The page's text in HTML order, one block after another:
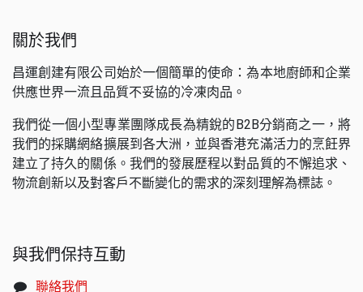
關於我們
昌運創建有限公司始於一個簡單的使命：為本地廚師和企業
供應世界一流且品質不妥協的冷凍肉品。
我們從一個小型專業團隊成長為精銳的B2B分銷商之一，將
我們的採購網絡擴展到各大洲，並與香港充滿活力的烹飪界
建立了持久的關係。我們的發展歷程以對品質的不懈追求、
物流創新以及對客戶不斷變化的需求的深刻理解為標誌。
與我們保持互動
聯絡我們